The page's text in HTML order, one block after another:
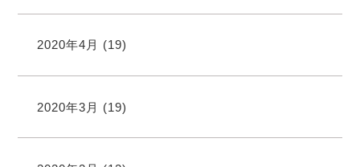
2020年4月 (19)
2020年3月 (19)